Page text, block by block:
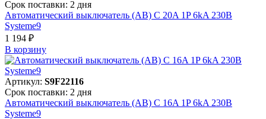
Срок поставки: 2 дня
Автоматический выключатель (АВ) C 20A 1P 6kA 230В
Systeme9
1 194 ₽
В корзинy
Артикул: S9F22116
Срок поставки: 2 дня
Автоматический выключатель (АВ) C 16A 1P 6kA 230В
Systeme9